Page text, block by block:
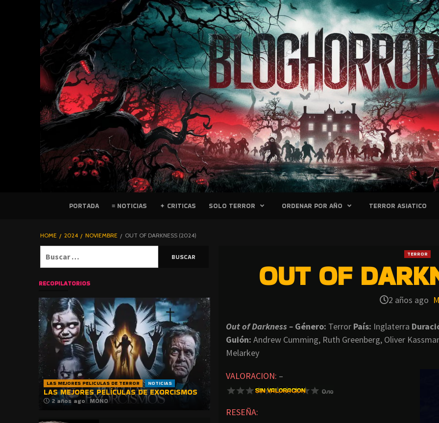
PELICULAS
BLOGHORROR
⋆
PORTADA ≡ NOTICIAS ✦ CRITICAS SOLO TERROR ORDENAR POR AÑO TERROR ASIATICO
HOME 2024 NOVIEMBRE OUT OF DARKNESS (2024)
TERROR
OUT OF
2 años ago
Out of Darkness – Género: Terror País: Inglaterra
Guión: Andrew Cumming, Ruth Greenberg, Oliver
Melarkey
VALORACION: –
RESEÑA:
RECOPILATORIOS
LAS MEJORES PELICULAS DE TERROR NOTICIAS
LAS MEJORES PELÍCULAS DE EXORCISMOS
2 años ago MONO